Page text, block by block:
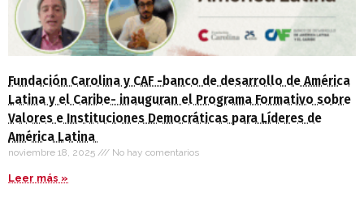
Fundación Carolina y CAF -banco de desarrollo de América
Latina y el Caribe- inauguran el Programa Formativo sobre
Valores e Instituciones Democráticas para Líderes de
América Latina
noviembre 18, 2025 No hay comentarios
Leer más »